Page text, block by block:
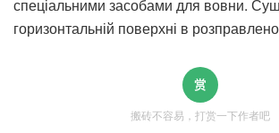
спеціальними засобами для вовни.
горизонтальній поверхні в
搬砖不容易，打赏一下作者吧